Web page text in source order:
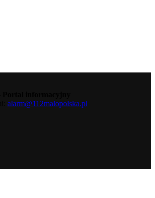
alarm@112malopolska.pl